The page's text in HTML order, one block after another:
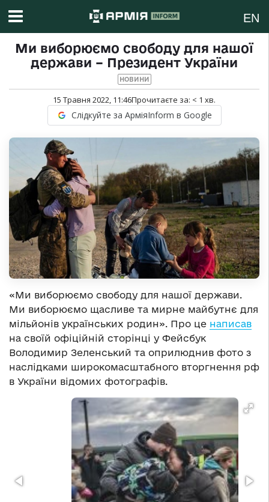
EN
Ми виборюємо свободу для нашої
держави – Президент України
НОВИНИ
15 Травня 2022, 11:46Прочитаєте за: < 1 хв.
Слідкуйте за АрміяInform в Google
«Ми виборюємо свободу для нашої держави.
Ми виборюємо щасливе та мирне майбутнє для
мільйонів українських родин». Про це написав
на своїй офіційній сторінці у Фейсбук
Володимир Зеленський та оприлюднив фото з
наслідками широкомасштабного вторгнення рф
в України відомих фотографів.